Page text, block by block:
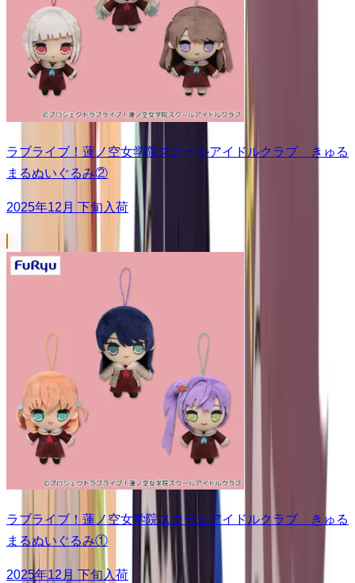
ラブライブ！蓮ノ空女学院スクールアイドルクラブ きゅる
まるぬいぐるみ②
2025年12月 下旬入荷
ラブライブ！蓮ノ空女学院スクールアイドルクラブ きゅる
まるぬいぐるみ①
2025年12月 下旬入荷